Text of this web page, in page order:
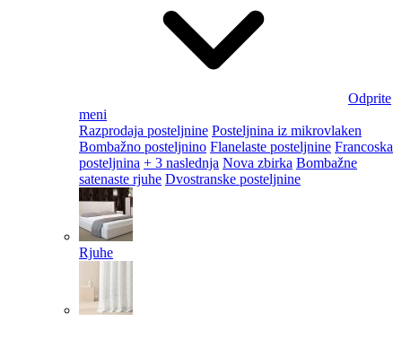
Odprite
meni
Razprodaja posteljnine Posteljnina iz mikrovlaken
Bombažno posteljnino Flanelaste posteljnine Francoska
posteljnina + 3 naslednja Nova zbirka Bombažne
satenaste rjuhe Dvostranske posteljnine
Rjuhe